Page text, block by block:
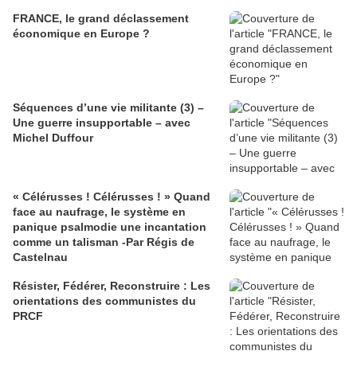
FRANCE, le grand déclassement
économique en Europe ?
Séquences d’une vie militante (3) –
Une guerre insupportable – avec
Michel Duffour
« Célérusses ! Célérusses ! » Quand
face au naufrage, le système en
panique psalmodie une incantation
comme un talisman -Par Régis de
Castelnau
Résister, Fédérer, Reconstruire : Les
orientations des communistes du
PRCF